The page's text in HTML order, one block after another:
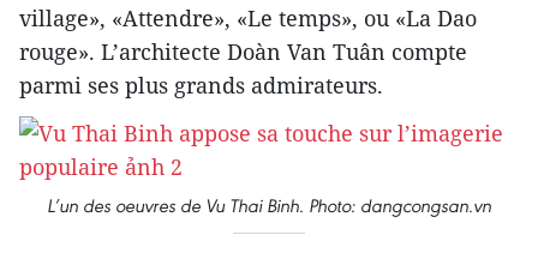
village», «Attendre», «Le temps», ou «La Dao
rouge». L’architecte Doàn Van Tuân compte
parmi ses plus grands admirateurs.
L’un des oeuvres de Vu Thai Binh. Photo: dangcongsan.vn